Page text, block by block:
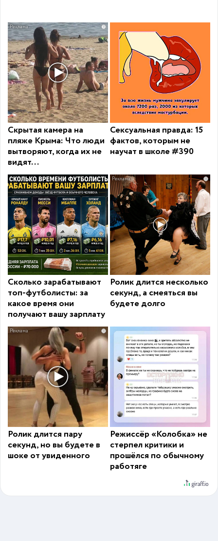
i
Скрытая камера на
пляже Крыма: Что люди
вытворяют, когда их не
видят...
Сексуальная правда: 15
фактов, которым не
научат в школе #390
Сколько зарабатывают
топ-футболисты: за
какое время они
получают вашу зарплату
i
Ролик длится несколько
секунд, а смеяться вы
будете долго
i
Ролик длится пару
секунд, но вы будете в
шоке от увиденного
Режиссёр «Колобка» не
стерпел критики и
прошёлся по обычному
работяге